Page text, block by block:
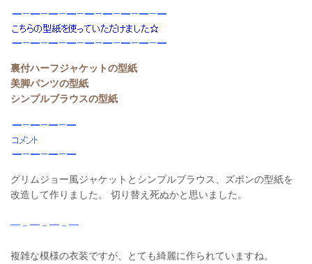
裏付ハーフジャケットの型紙
美脚パンツの型紙
シンプルブラウスの型紙
グリムジョー風ジャケットとシンプルブラウス、ズボンの型紙を
改造して作りました。 切り替え死ぬかと思いました。
━－━－━－━
複雑な模様の衣装ですが、とても綺麗に作られていますね。